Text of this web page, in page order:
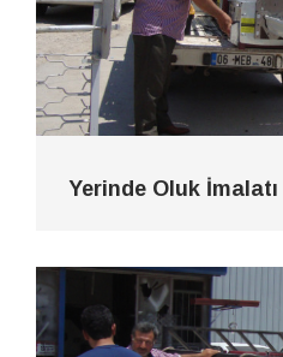
Yerinde Oluk İmalatı